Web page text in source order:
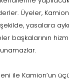
Üyeler,
yasalara
başkalarının
ile